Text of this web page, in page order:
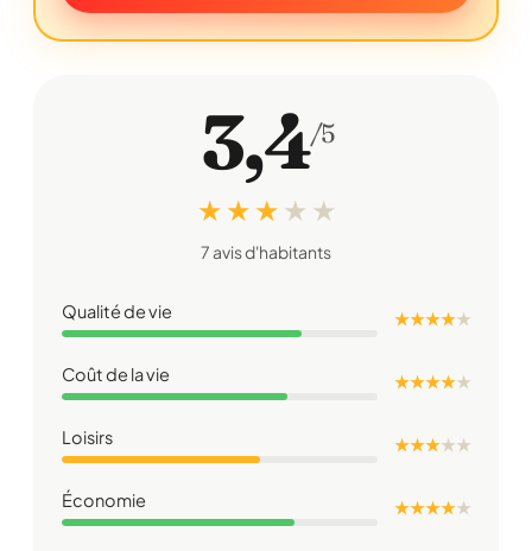
3,4/5
★ ★ ★ ★ ★
7 avis d'habitants
Qualité de vie ★ ★ ★ ★★
Coût de la vie ★ ★ ★ ★★
Loisirs ★ ★ ★★★
Économie ★ ★ ★ ★★